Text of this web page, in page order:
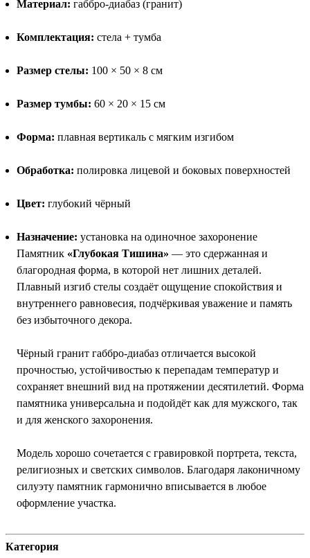
Материал: габбро-диабаз (гранит)
Комплектация: стела + тумба
Размер стелы: 100 × 50 × 8 см
Размер тумбы: 60 × 20 × 15 см
Форма: плавная вертикаль с мягким изгибом
Обработка: полировка лицевой и боковых поверхностей
Цвет: глубокий чёрный
Назначение: установка на одиночное захоронение
Памятник «Глубокая Тишина» — это сдержанная и
благородная форма, в которой нет лишних деталей.
Плавный изгиб стелы создаёт ощущение спокойствия и
внутреннего равновесия, подчёркивая уважение и память
без избыточного декора.
Чёрный гранит габбро-диабаз отличается высокой
прочностью, устойчивостью к перепадам температур и
сохраняет внешний вид на протяжении десятилетий. Форма
памятника универсальна и подойдёт как для мужского, так
и для женского захоронения.
Модель хорошо сочетается с гравировкой портрета, текста,
религиозных и светских символов. Благодаря лаконичному
силуэту памятник гармонично вписывается в любое
оформление участка.
Категория